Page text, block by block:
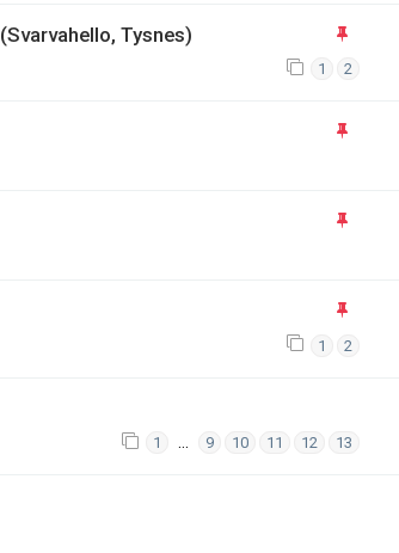
Tysnes)
1 2
1 2
1 9 10 11 12 13